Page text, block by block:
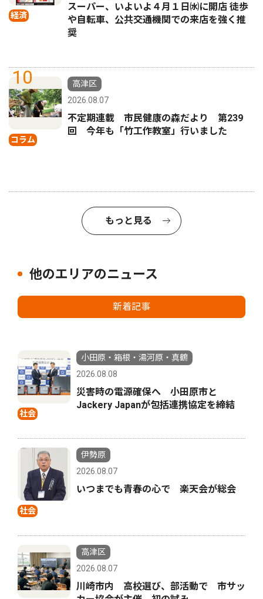
経済
スーパー、いよいよ４月１日㈬に開店 徒歩
や自転車、公共交通機関での来店を強く推
奨
10
コラム
高津区
2026.08.07
不定期連載 市民健康の森だより 第239
回 今年も「竹工作教室」行いました
もっと見る
他のエリアのニュース
新着記事
社会
小田原・箱根・湯河原・真鶴
2026.08.08
災害時の電源確保へ 小田原市と
Jackery Japanが包括連携協定を締結
社会
伊勢原
2026.08.07
いつまでも青春の心で 楽天会が総会
高津区
2026.08.07
川崎市内 高校選び、部活動で 市サッ